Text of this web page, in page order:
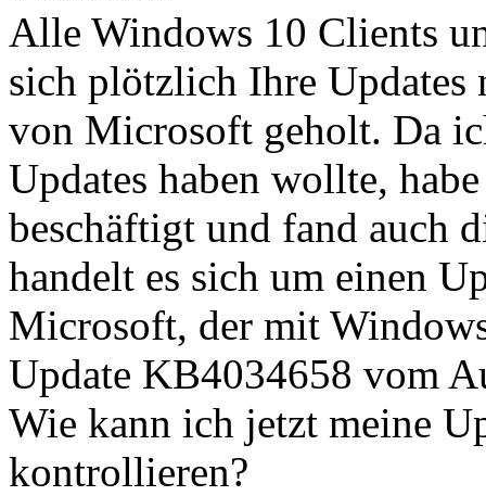
Alle Windows 10 Clients
sich plötzlich Ihre
von Microsoft geholt. Da
Updates haben wollte,
beschäftigt und fand auch
handelt es sich um einen
Microsoft, der mit
Update KB4034658 vom
Wie kann ich jetzt meine
kontrollieren?